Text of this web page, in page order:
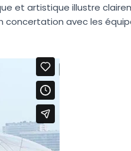
et artistique illustre
concertation avec les